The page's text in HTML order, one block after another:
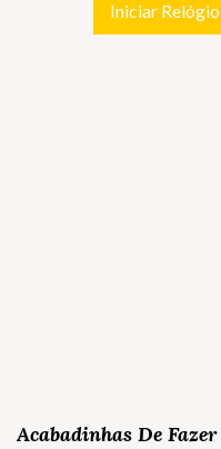
Iniciar Relógio
Acabadinhas De Fazer